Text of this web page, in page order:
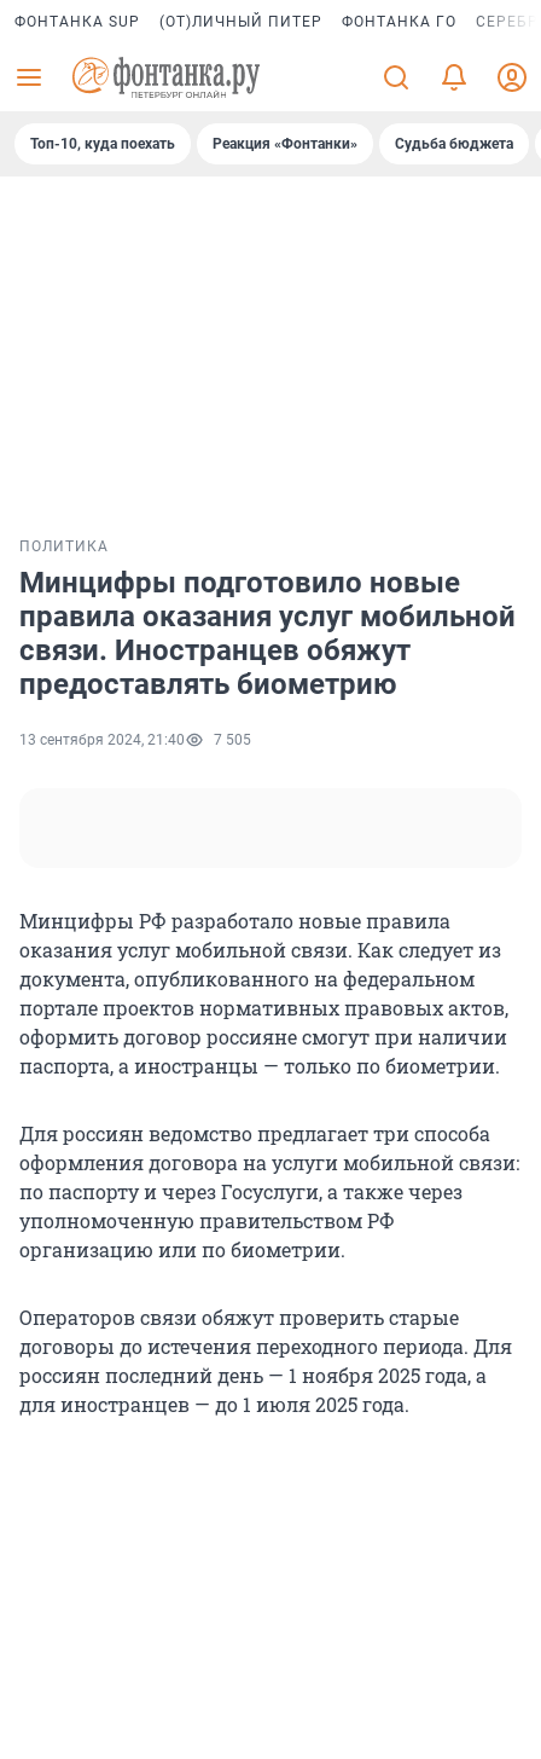
ФОНТАНКА SUP (ОТ)ЛИЧНЫЙ ПИТЕР ФОНТАНКА ГО
Топ-10, куда поехать Реакция «Фонтанки» Судьба бюджета
ПОЛИТИКА
Минцифры подготовило новые
правила оказания услуг мобильной
связи. Иностранцев обяжут
предоставлять биометрию
13 сентября 2024, 21:40 7 505
Минцифры РФ разработало новые правила
оказания услуг мобильной связи. Как следует из
документа, опубликованного на федеральном
портале проектов нормативных правовых актов,
оформить договор россияне смогут при наличии
паспорта, а иностранцы — только по биометрии.
Для россиян ведомство предлагает три способа
оформления договора на услуги мобильной связи:
по паспорту и через Госуслуги, а также через
уполномоченную правительством РФ
организацию или по биометрии.
Операторов связи обяжут проверить старые
договоры до истечения переходного периода. Для
россиян последний день — 1 ноября 2025 года, а
для иностранцев — до 1 июля 2025 года.